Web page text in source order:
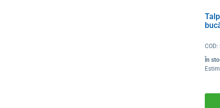
COD:
În